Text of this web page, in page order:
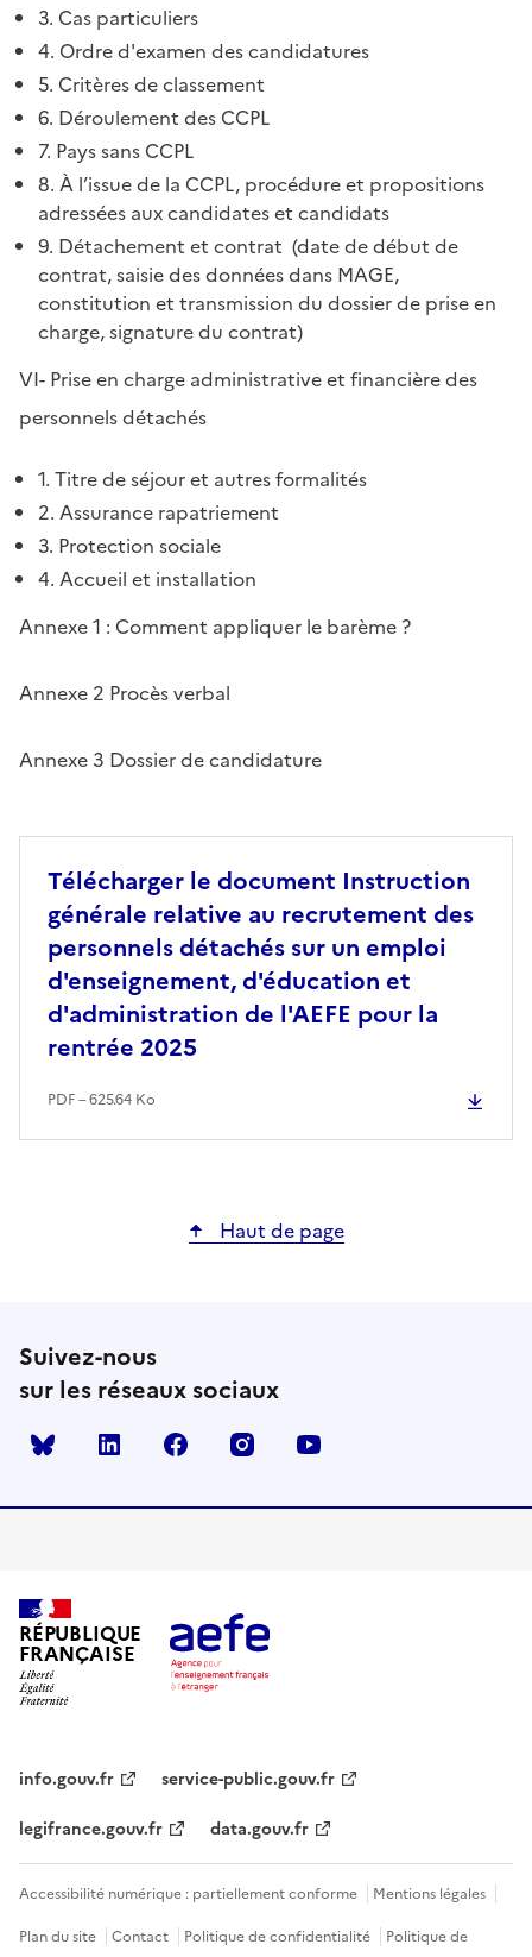
3. Cas particuliers
4. Ordre d'examen des candidatures
5. Critères de classement
6. Déroulement des CCPL
7. Pays sans CCPL
8. À l’issue de la CCPL, procédure et propositions
adressées aux candidates et candidats
9. Détachement et contrat (date de début de
contrat, saisie des données dans MAGE,
constitution et transmission du dossier de prise en
charge, signature du contrat)
VI- Prise en charge administrative et financière des
personnels détachés
1. Titre de séjour et autres formalités
2. Assurance rapatriement
3. Protection sociale
4. Accueil et installation
Annexe 1 : Comment appliquer le barème ?
Annexe 2 Procès verbal
Annexe 3 Dossier de candidature
Télécharger le document Instruction
générale relative au recrutement des
personnels détachés sur un emploi
d'enseignement, d'éducation et
d'administration de l'AEFE pour la
rentrée 2025
PDF – 625.64 Ko
Haut de page
Suivez-nous
sur les réseaux sociaux
Bluesky linkedin facebook instagram
RÉPUBLIQUE
FRANÇAISE
info.gouv.fr
service-public.gouv.fr
legifrance.gouv.fr
data.gouv.fr
Accessibilité numérique : partiellement conforme
Mentions légales
Plan du site
Contact Politique de confidentialité Politique de